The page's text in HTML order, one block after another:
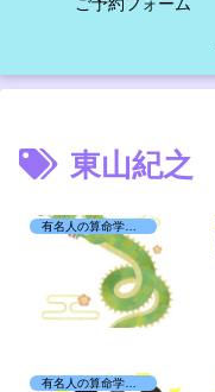
東山紀之
有名人の算命学日記☆
有名人の算命学日記☆